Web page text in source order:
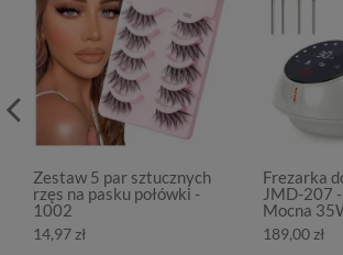
Zestaw 5 par sztucznych
rzęs na pasku połówki -
1002
14,97 zł
Frezarka
JMD-207
Mocna
189,00 zł